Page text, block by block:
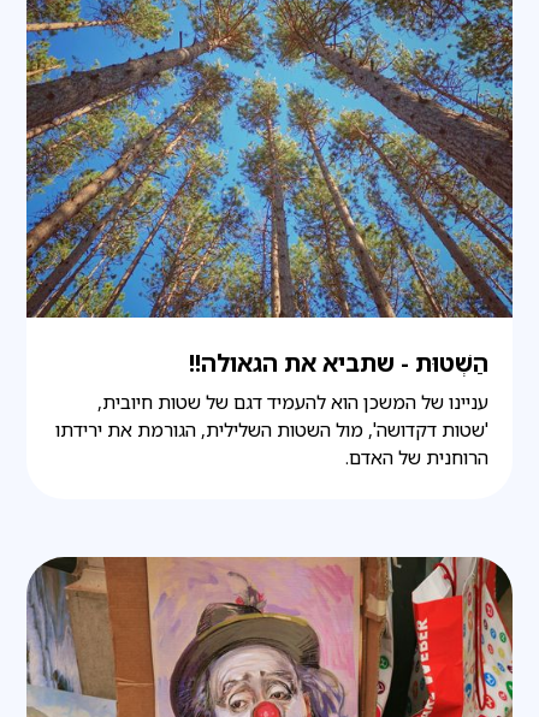
הַשְׁטוּת - שתביא את הגאולה!!
עניינו של המשכן הוא להעמיד דגם של שטות חיובית,
'שטות דקדושה', מול השטות השלילית, הגורמת את ירידתו
הרוחנית של האדם.